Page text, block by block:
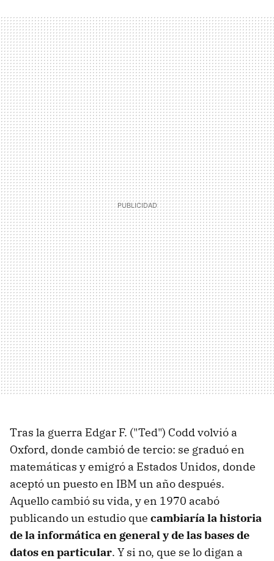
Tras la guerra Edgar F. ("Ted") Codd volvió a
Oxford, donde cambió de tercio: se graduó en
matemáticas y emigró a Estados Unidos, donde
aceptó un puesto en IBM un año después.
Aquello cambió su vida, y en 1970 acabó
publicando un estudio que cambiaría la historia
de la informática en general y de las bases de
datos en particular. Y si no, que se lo digan a